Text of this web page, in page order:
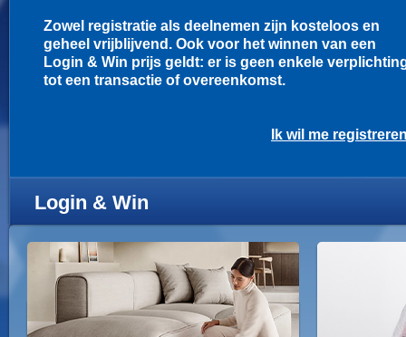
Zowel registratie als deelnemen zijn kosteloos en
geheel vrijblijvend. Ook voor het winnen van een
Login & Win prijs geldt: er is geen enkele
tot een transactie of overeenkomst.
Ik wil me
Login & Win